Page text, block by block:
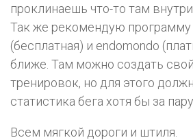
проклинаешь что-то там внутри.
Так же рекомендую программу
(бесплатная) и endomondo
ближе. Там можно создать
тренировок, но для этого
статистика бега хотя бы за
Всем мягкой дороги и штиля.